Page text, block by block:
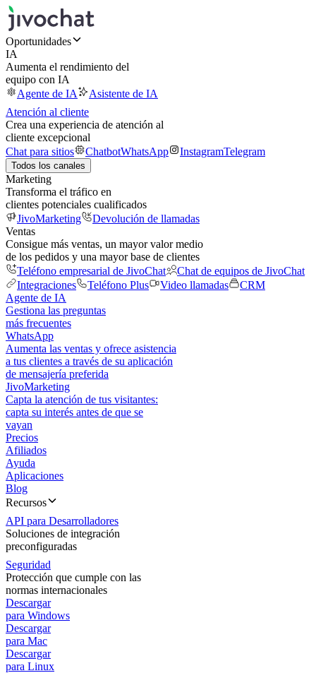
Oportunidades
IA
Aumenta el rendimiento del
equipo con IA
Agente de IA
Asistente de IA
Atención al cliente
Crea una experiencia de atención al
cliente excepcional
Chat para sitios
ChatbotWhatsApp InstagramTelegram
Todos los canales
Marketing
Transforma el tráfico en
clientes potenciales cualificados
JivoMarketing
Devolución de llamadas
Ventas
Consigue más ventas, un mayor valor medio
de los pedidos y una mayor base de clientes
Teléfono empresarial de JivoChat
Chat de equipos de JivoChat
Integraciones
Teléfono Plus Video llamadas
CRM
Agente de IA
Gestiona las preguntas
más frecuentes
WhatsApp
Aumenta las ventas y ofrece asistencia
a tus clientes a través de su aplicación
de mensajería preferida
JivoMarketing
Capta la atención de tus visitantes:
capta su interés antes de que se
vayan
Precios
Afiliados
Ayuda
Aplicaciones
Blog
Recursos
API para Desarrolladores
Soluciones de integración
preconfiguradas
Seguridad
Protección que cumple con las
normas internacionales
Descargar
para Windows
Descargar
para Mac
Descargar
para Linux